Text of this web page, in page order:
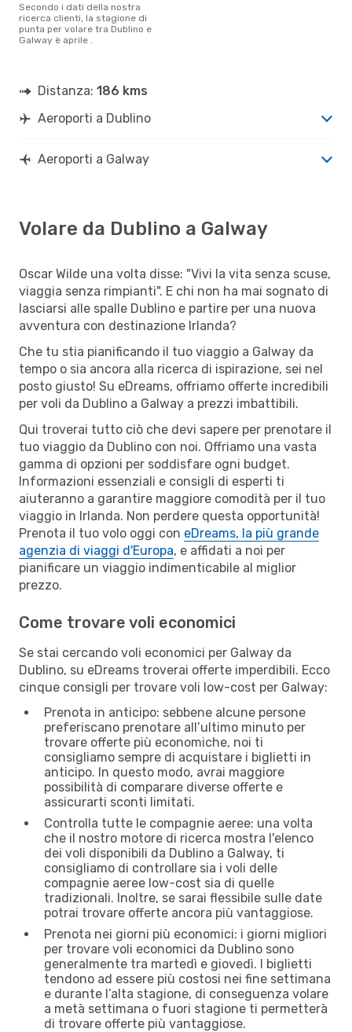
Secondo i dati della nostra
ricerca clienti, la stagione di
punta per volare tra Dublino e
Galway è aprile .
Distanza: 186 kms
Aeroporti a Dublino
Aeroporti a Galway
Volare da Dublino a Galway
Oscar Wilde una volta disse: "Vivi la vita senza scuse,
viaggia senza rimpianti". E chi non ha mai sognato di
lasciarsi alle spalle Dublino e partire per una nuova
avventura con destinazione Irlanda?
Che tu stia pianificando il tuo viaggio a Galway da
tempo o sia ancora alla ricerca di ispirazione, sei nel
posto giusto! Su eDreams, offriamo offerte incredibili
per voli da Dublino a Galway a prezzi imbattibili.
Qui troverai tutto ciò che devi sapere per prenotare il
tuo viaggio da Dublino con noi. Offriamo una vasta
gamma di opzioni per soddisfare ogni budget.
Informazioni essenziali e consigli di esperti ti
aiuteranno a garantire maggiore comodità per il tuo
viaggio in Irlanda. Non perdere questa opportunità!
Prenota il tuo volo oggi con eDreams, la più grande
agenzia di viaggi d'Europa, e affidati a noi per
pianificare un viaggio indimenticabile al miglior
prezzo.
Come trovare voli economici
Se stai cercando voli economici per Galway da
Dublino, su eDreams troverai offerte imperdibili. Ecco
cinque consigli per trovare voli low-cost per Galway:
Prenota in anticipo: sebbene alcune persone
preferiscano prenotare all’ultimo minuto per
trovare offerte più economiche, noi ti
consigliamo sempre di acquistare i biglietti in
anticipo. In questo modo, avrai maggiore
possibilità di comparare diverse offerte e
assicurarti sconti limitati.
Controlla tutte le compagnie aeree: una volta
che il nostro motore di ricerca mostra l'elenco
dei voli disponibili da Dublino a Galway, ti
consigliamo di controllare sia i voli delle
compagnie aeree low-cost sia di quelle
tradizionali. Inoltre, se sarai flessibile sulle date
potrai trovare offerte ancora più vantaggiose.
Prenota nei giorni più economici: i giorni migliori
per trovare voli economici da Dublino sono
generalmente tra martedì e giovedì. I biglietti
tendono ad essere più costosi nei fine settimana
e durante l’alta stagione, di conseguenza volare
a metà settimana o fuori stagione ti permetterà
di trovare offerte più vantaggiose.